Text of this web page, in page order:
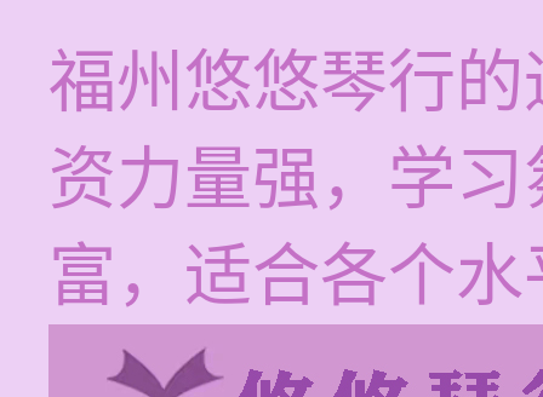
福州悠悠琴行
资力量强，学
富，适合各个